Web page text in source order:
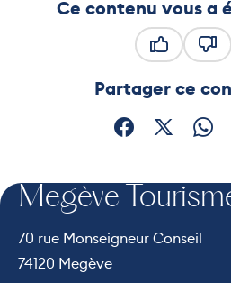
Ce contenu vous a
Partager ce
Partager sur
Partager
Megève
70 rue Monseigneur Conseil
74120 Megève